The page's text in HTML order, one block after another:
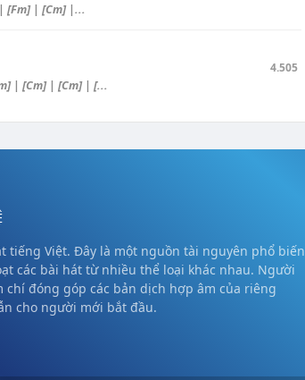
| [Fm] | [Cm] |...
| [Cm] | [Cm] | [...
4.505
tiếng Việt. Đây là một nguồn tài nguyên phổ biến
các bài hát từ nhiều thể loại khác nhau. Người
đóng góp các bản dịch hợp âm của riêng
cho người mới bắt đầu.